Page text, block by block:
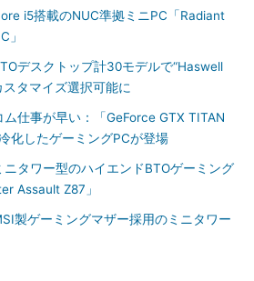
i5搭載のNUC準拠ミニPC「Radiant
」
デスクトップ計30モデルで“Haswell
スタマイズ選択可能に
ム仕事が早い：「GeForce GTX TITAN
化したゲーミングPCが登場
ニタワー型のハイエンドBTOゲーミング
Assault Z87」
製ゲーミングマザー採用のミニタワー